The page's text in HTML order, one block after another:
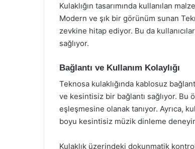
Kulaklığın tasarımında kullanılan
Modern ve şık bir görünüm sunan
zevkine hitap ediyor. Bu da
sağlıyor.
Bağlantı ve Kullanım Kolaylığı
Teknosa kulaklığında kablosuz
ve kesintisiz bir bağlantı sağlıyor. Bu
eşleşmesine olanak tanıyor. Ayrıca,
boyu kesintisiz müzik dinleme
Kulaklık üzerindeki dokunmatik